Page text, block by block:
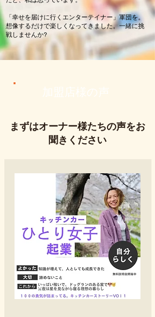
「幸せを届けに行くエンターテイナー」軍団を。
想像するだけで楽しくなってきました。一緒に挑
戦しませんか?
​まずはオーナー様たちの声をお
聞きください